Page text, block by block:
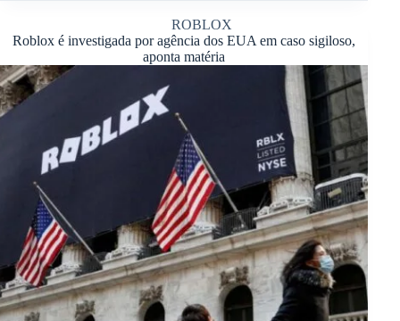
ROBLOX
Roblox é investigada por agência dos EUA em caso sigiloso,
aponta matéria